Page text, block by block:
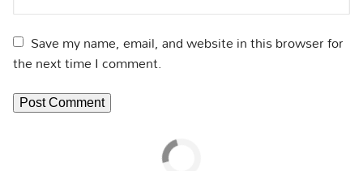
Save my name, email, and website in this browser for
the next time I comment.